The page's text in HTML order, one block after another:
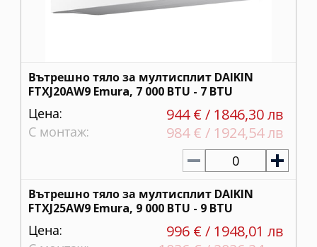
Вътрешно тяло за мултисплит DAIKIN
FTXJ20AW9 Emura, 7 000 BTU - 7 BTU
Цена: 944 € / 1846,30 лв
С монтаж: 984 € / 1924,54 лв
0
Вътрешно тяло за мултисплит DAIKIN
FTXJ25AW9 Emura, 9 000 BTU - 9 BTU
Цена: 996 € / 1948,01 лв